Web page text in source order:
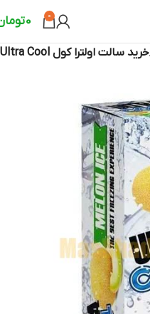
0
0
خرید سالت اولترا کول Ultra Cool